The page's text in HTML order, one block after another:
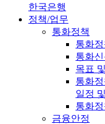
한국은행
정책/업무
통화정책
통화
통화
목표
통화
일정
통화
금융안정